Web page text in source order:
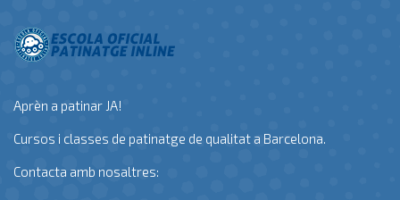
Aprèn a patinar JA!
Cursos i classes de patinatge de qualitat a Barcelona.
Contacta amb nosaltres: